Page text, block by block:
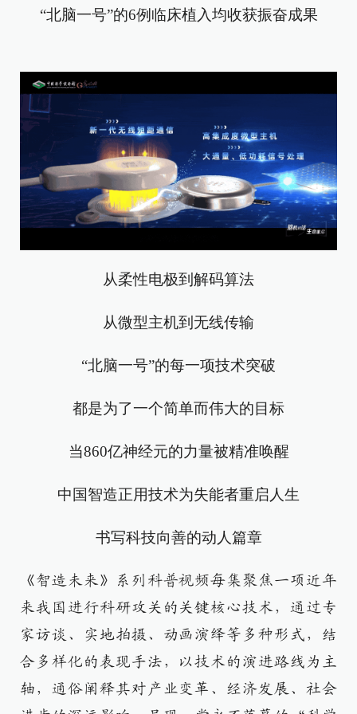
“北脑一号”的6例临床植入均收获振奋成果
从柔性电极到解码算法
从微型主机到无线传输
“北脑一号”的每一项技术突破
都是为了一个简单而伟大的目标
当860亿神经元的力量被精准唤醒
中国智造正用技术为失能者重启人生
书写科技向善的动人篇章
《智造未来》系列科普视频每集聚焦一项近年
来我国进行科研攻关的关键核心技术，通过专
家访谈、实地拍摄、动画演绎等多种形式，结
合多样化的表现手法，以技术的演进路线为主
轴，通俗阐释其对产业变革、经济发展、社会